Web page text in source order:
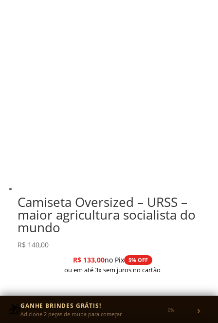
Camiseta Oversized – URSS –
maior agricultura socialista do
mundo
R$ 140,00
R$133,00no Pix 5% OFF
ou em até 3x sem juros no cartão
🎁GANHE BRINDES GRÁTIS!
Adicione 2 peças de roupa para começar 0% ›